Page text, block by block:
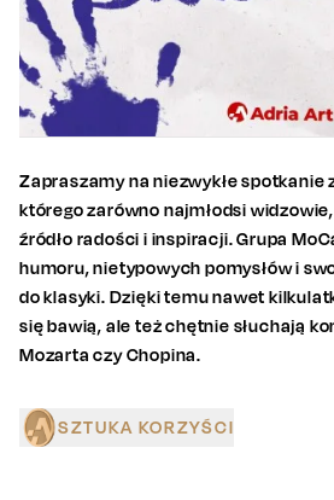
Zapraszamy na niezwykłe spotkanie
którego zarówno najmłodsi
źródło radości i inspiracji. Grupa
humoru, nietypowych pomysłów i
do klasyki. Dzięki temu nawet
się bawią, ale też chętnie słuchają
Mozarta czy Chopina.
SZTUKA KORZYŚCI